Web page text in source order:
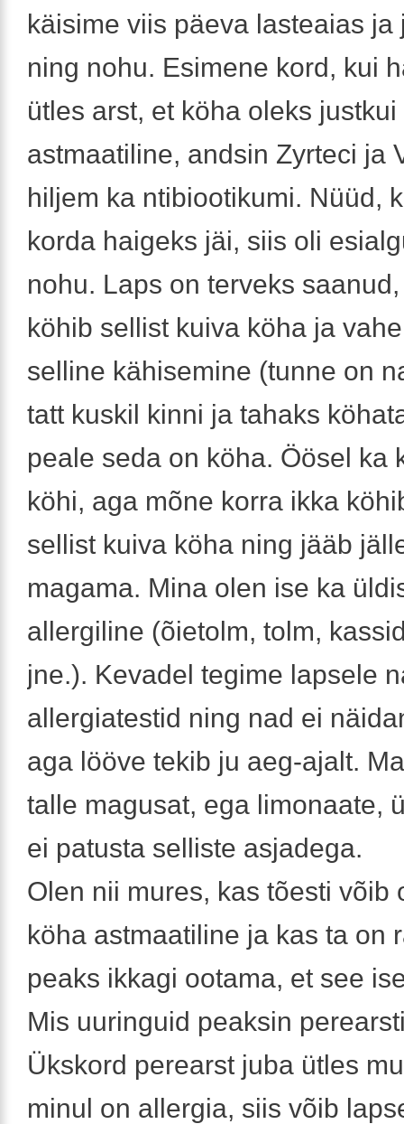
käisime viis päeva lasteaias ja
ning nohu. Esimene kord, kui
ütles arst, et köha oleks justkui
astmaatiline, andsin Zyrteci ja
hiljem ka ntibiootikumi. Nüüd,
korda haigeks jäi, siis oli
nohu. Laps on terveks
köhib sellist kuiva köha ja
selline kähisemine (tunne on
tatt kuskil kinni ja tahaks
peale seda on köha. Öösel ka
köhi, aga mõne korra ikka
sellist kuiva köha ning jääb
magama. Mina olen ise ka
allergiline (õietolm, tolm,
jne.). Kevadel tegime lapsele
allergiatestid ning nad ei
aga lööve tekib ju aeg-ajalt.
talle magusat, ega limonaate,
ei patusta selliste asjadega.
Olen nii mures, kas tõesti võib
köha astmaatiline ja kas ta on
peaks ikkagi ootama, et see
Mis uuringuid peaksin
Ükskord perearst juba ütles
minul on allergia, siis võib